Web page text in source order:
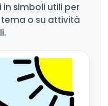
simboli utili per
o su attività